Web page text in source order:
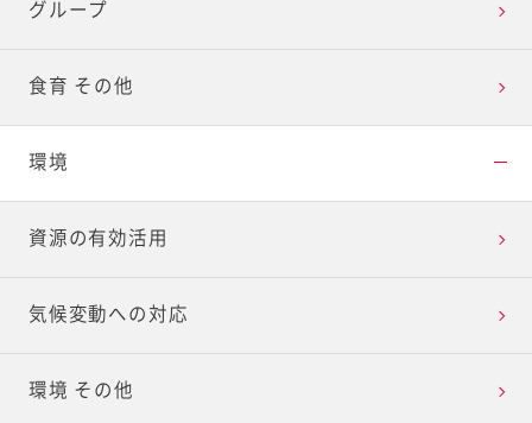
グループ
食育 その他
環境
資源の有効活用
気候変動への対応
環境 その他